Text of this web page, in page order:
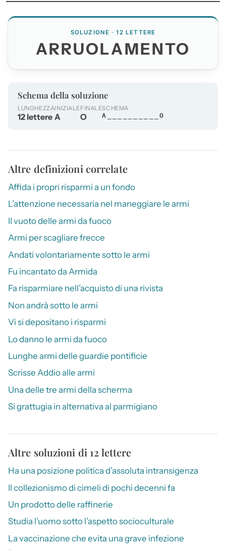
SOLUZIONE · 12 LETTERE
ARRUOLAMENTO
Schema della soluzione
LUNGHEZZA
12 lettere
INIZIALE
A
FINALE
O
SCHEMA
A__________O
Altre definizioni correlate
Affida i propri risparmi a un fondo
L’attenzione necessaria nel maneggiare le armi
Il vuoto delle armi da fuoco
Armi per scagliare frecce
Andati volontariamente sotto le armi
Fu incantato da Armida
Fa risparmiare nell’acquisto di una rivista
Non andrà sotto le armi
Vi si depositano i risparmi
Lo danno le armi da fuoco
Lunghe armi delle guardie pontificie
Scrisse Addio alle armi
Una delle tre armi della scherma
Si grattugia in alternativa al parmigiano
Altre soluzioni di 12 lettere
Ha una posizione politica d’assoluta intransigenza
Il collezionismo di cimeli di pochi decenni fa
Un prodotto delle raffinerie
Studia l’uomo sotto l’aspetto socioculturale
La vaccinazione che evita una grave infezione